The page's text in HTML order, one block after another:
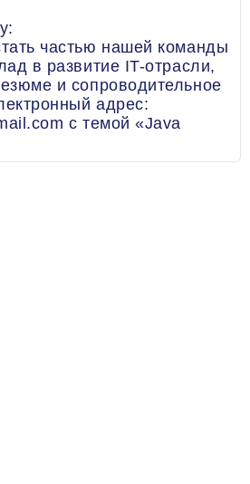
частью нашей команды
в развитие IT-отрасли,
и сопроводительное
адрес:
с темой «Java